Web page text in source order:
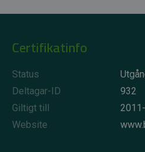
Certifikatinfo
Status
Deltagar-ID
932
Giltigt till
Website